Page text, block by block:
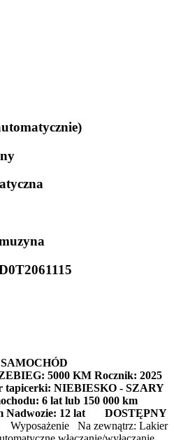
SAMOCHÓD
5000 KM Rocznik: 2025
tapicerki: NIEBIESKO - SZARY
6 lat lub 150 000 km
Nadwozie: 12 lat
DOSTĘPNY
Wyposażenie Na zewnątrz: Lakier